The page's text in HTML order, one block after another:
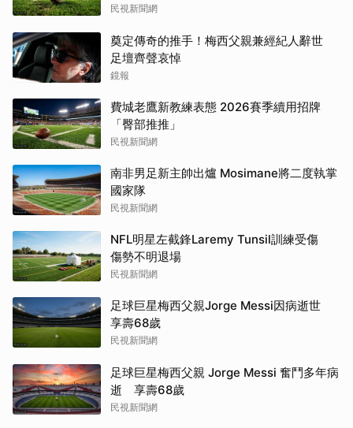
民視新聞網
奠定傳奇的推手！梅西父親兼經紀人辭世
足壇齊聲哀悼
鏡報
費城老鷹新教練表態 2026賽季續用招牌
「臀部推推」
民視新聞網
南非男足新主帥出爐 Mosimane將二度執掌
國家隊
民視新聞網
NFL明星左截鋒Laremy Tunsil訓練受傷
傷勢不明退場
民視新聞網
足球巨星梅西父親Jorge Messi因病逝世
享壽68歲
民視新聞網
足球巨星梅西父親 Jorge Messi 奮鬥多年病
逝 享壽68歲
民視新聞網